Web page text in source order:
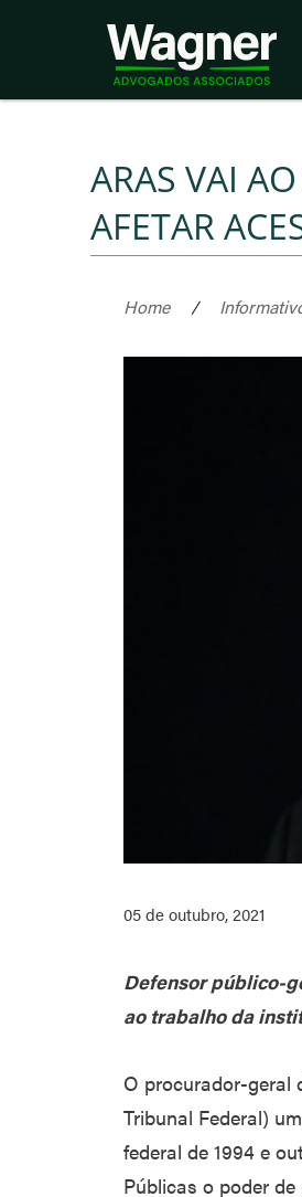
ARAS VAI
AFETAR
Home /
05 de outubro, 2021
Defensor público-
ao trabalho da
O procurador-geral
Tribunal Federal)
federal de 1994 e
Públicas o poder